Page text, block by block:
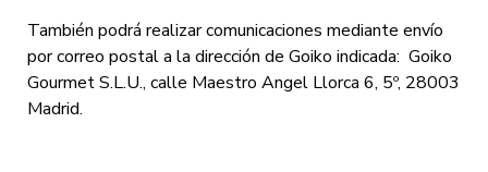
También podrá realizar comunicaciones mediante envío
por correo postal a la dirección de Goiko indicada: Goiko
Gourmet S.L.U., calle Maestro Angel Llorca 6, 5º, 28003
Madrid.